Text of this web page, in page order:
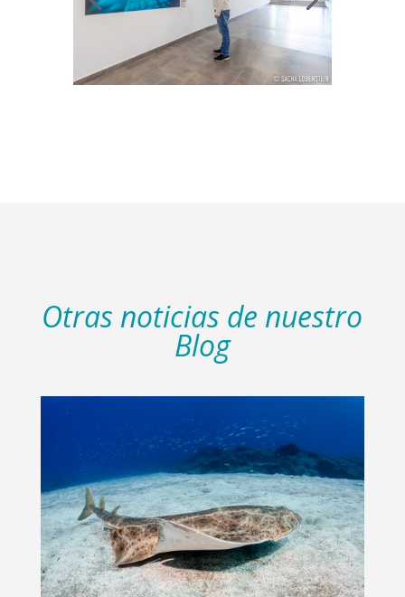
Otras noticias de nuestro
Blog